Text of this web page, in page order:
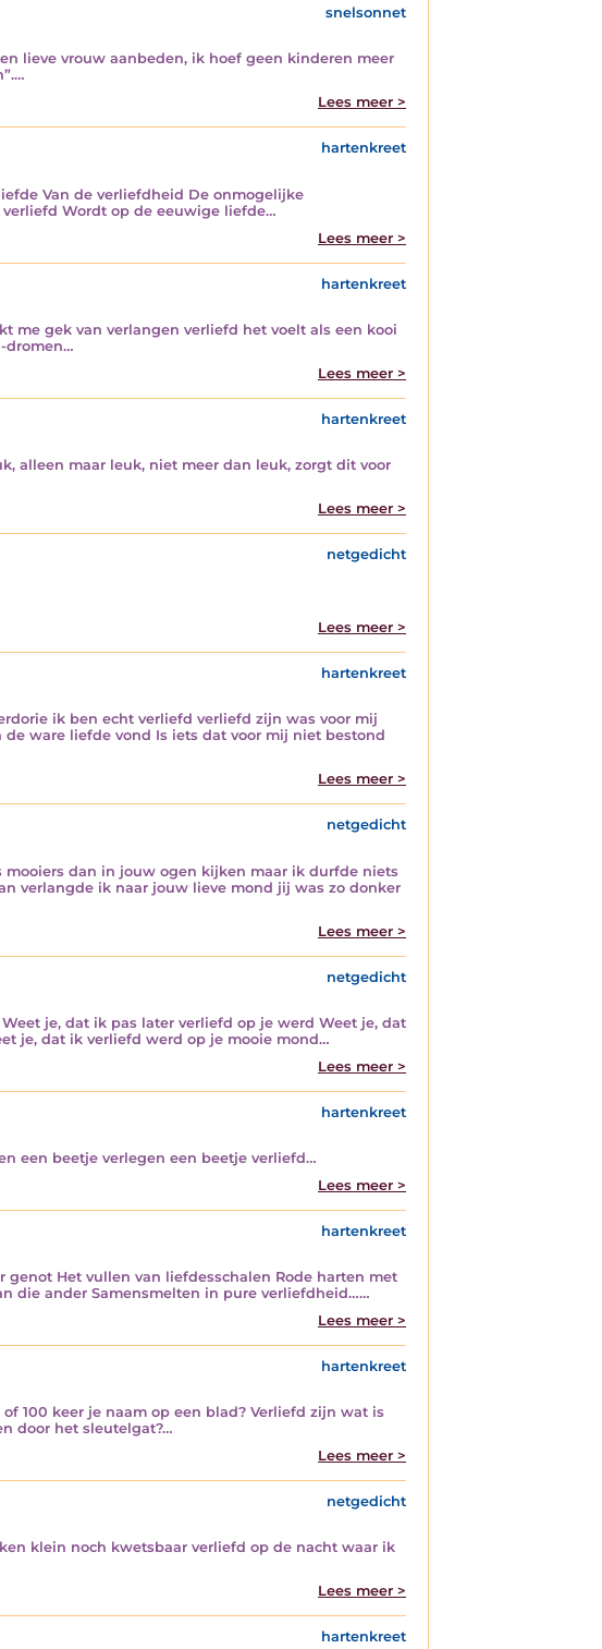
snelsonnet
lieve vrouw aanbeden, ik hoef geen kinderen meer
Lees meer >
hartenkreet
Van de verliefdheid De onmogelijke
Wordt op de eeuwige liefde…
Lees meer >
hartenkreet
me gek van verlangen verliefd het voelt als een kooi
dromen…
Lees meer >
hartenkreet
alleen maar leuk, niet meer dan leuk, zorgt dit voor
Lees meer >
netgedicht
Lees meer >
hartenkreet
ik ben echt verliefd verliefd zijn was voor mij
ware liefde vond Is iets dat voor mij niet bestond
Lees meer >
netgedicht
dan in jouw ogen kijken maar ik durfde niets
verlangde ik naar jouw lieve mond jij was zo donker
Lees meer >
netgedicht
je, dat ik pas later verliefd op je werd Weet je, dat
je, dat ik verliefd werd op je mooie mond…
Lees meer >
hartenkreet
een beetje verlegen een beetje verliefd…
Lees meer >
hartenkreet
Het vullen van liefdesschalen Rode harten met
die ander Samensmelten in pure verliefdheid……
Lees meer >
hartenkreet
100 keer je naam op een blad? Verliefd zijn wat is
door het sleutelgat?…
Lees meer >
netgedicht
klein noch kwetsbaar verliefd op de nacht waar ik
Lees meer >
hartenkreet